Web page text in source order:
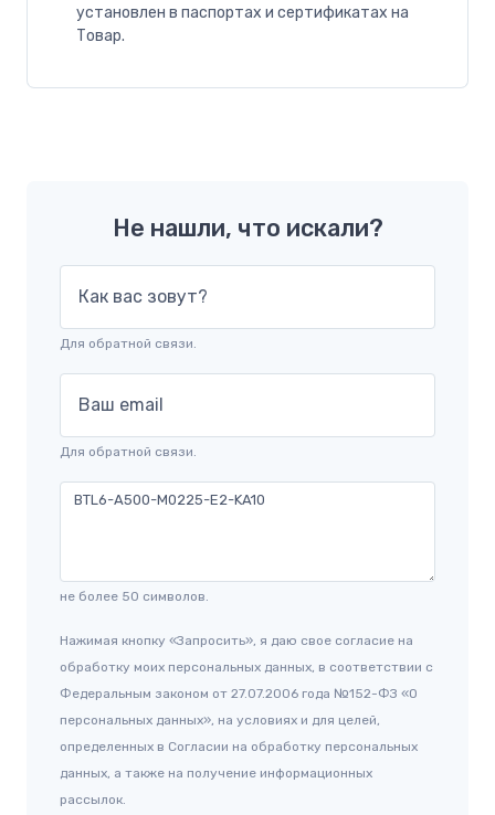
установлен в паспортах и сертификатах на
Товар.
Не нашли, что искали?
Как вас зовут?
Для обратной связи.
Ваш email
Для обратной связи.
не более 50 символов.
Нажимая кнопку «Запросить», я даю свое согласие на
обработку моих персональных данных, в соответствии с
Федеральным законом от 27.07.2006 года №152-ФЗ «О
персональных данных», на условиях и для целей,
определенных в Согласии на обработку персональных
данных, а также на получение информационных
рассылок.